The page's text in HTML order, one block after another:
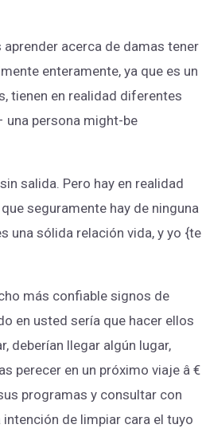
acerca de damas tener
enteramente, ya que es un
tienen en realidad diferentes
una persona might-be
salida. Pero hay en realidad
seguramente hay de ninguna
una sólida relación vida, y yo {te
más confiable signos de
en usted sería que hacer ellos
deberían llegar algún lugar,
perecer en un próximo viaje â €
programas y consultar con
de limpiar cara el tuyo